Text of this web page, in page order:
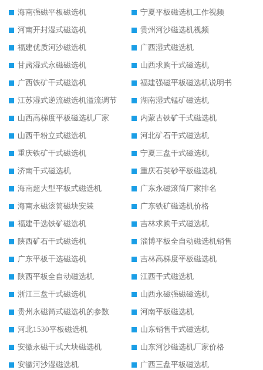
海南强磁平板磁选机
宁夏平板磁选机工作视频
河南开封湿式磁选机
贵州河沙磁选机视频
福建优质河沙磁选机
广西湿式磁选机
甘肃湿式永磁磁选机
山西求购干式磁选机
广西铁矿干式磁选机
福建强磁平板磁选机说明书
江苏湿式逆流磁选机溢流调节
湖南湿式锰矿磁选机
山西高梯度平板磁选机厂家
内蒙古铁矿干式磁选机
山西干粉立式磁选机
河北矿石干式磁选机
重庆铁矿干式磁选机
宁夏三盘干式磁选机
济南干式磁选机
重庆石英砂平板磁选机
海南超大型平板式磁选机
广东永磁滚筒厂家排名
海南永磁滚筒磁块安装
广东铁矿磁选机价格
福建干选铁矿磁选机
吉林求购干式磁选机
陕西矿石干式磁选机
淄博平板全自动磁选机销售
广东平板干选磁选机
吉林高梯度平板磁选机
陕西平板全自动磁选机
江西干式磁选机
浙江三盘干式磁选机
山西永磁强磁磁选机
贵州永磁筒式磁选机的参数
河南平板磁选机
河北1530平板磁选机
山东销售干式磁选机
安徽永磁干式大块磁选机
山东河沙磁选机厂家价格
安徽河沙湿磁选机
广西三盘平板磁选机